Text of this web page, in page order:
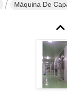
Máquina De